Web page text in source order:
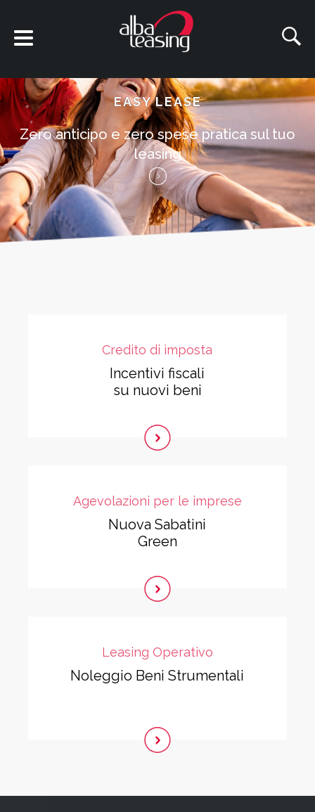
EASY LEASE
Zero anticipo e zero spese pratica sul tuo
leasing
Credito di imposta
Incentivi fiscali
su nuovi beni
Agevolazioni per le imprese
Nuova Sabatini
Green
Leasing Operativo
Noleggio Beni Strumentali